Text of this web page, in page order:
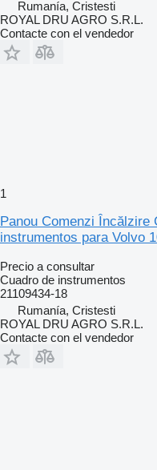
Rumanía, Cristesti
ROYAL DRU AGRO S.R.L.
Contacte con el vendedor
1
Panou Comenzi Încălzire
instrumentos para Volvo
Precio a consultar
Cuadro de instrumentos
21109434-18
Rumanía, Cristesti
ROYAL DRU AGRO S.R.L.
Contacte con el vendedor